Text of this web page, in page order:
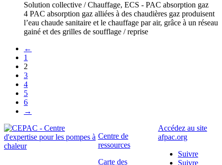
Solution collective / Chauffage, ECS - PAC absorption gaz
4 PAC absorption gaz alliées à des chaudières gaz produisent
l’eau chaude sanitaire et le chauffage par air, grâce à un réseau
gainé et des grilles de soufflage / reprise
←
1
2
3
4
5
6
→
Centre de
ressources
Carte des
Accédez au site
afpac.org
Suivre
Suivre